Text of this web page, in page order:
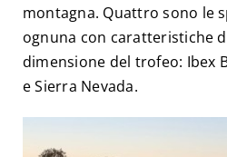
montagna. Quattro sono le
ognuna con caratteristiche
dimensione del trofeo: Ibex
e Sierra Nevada.